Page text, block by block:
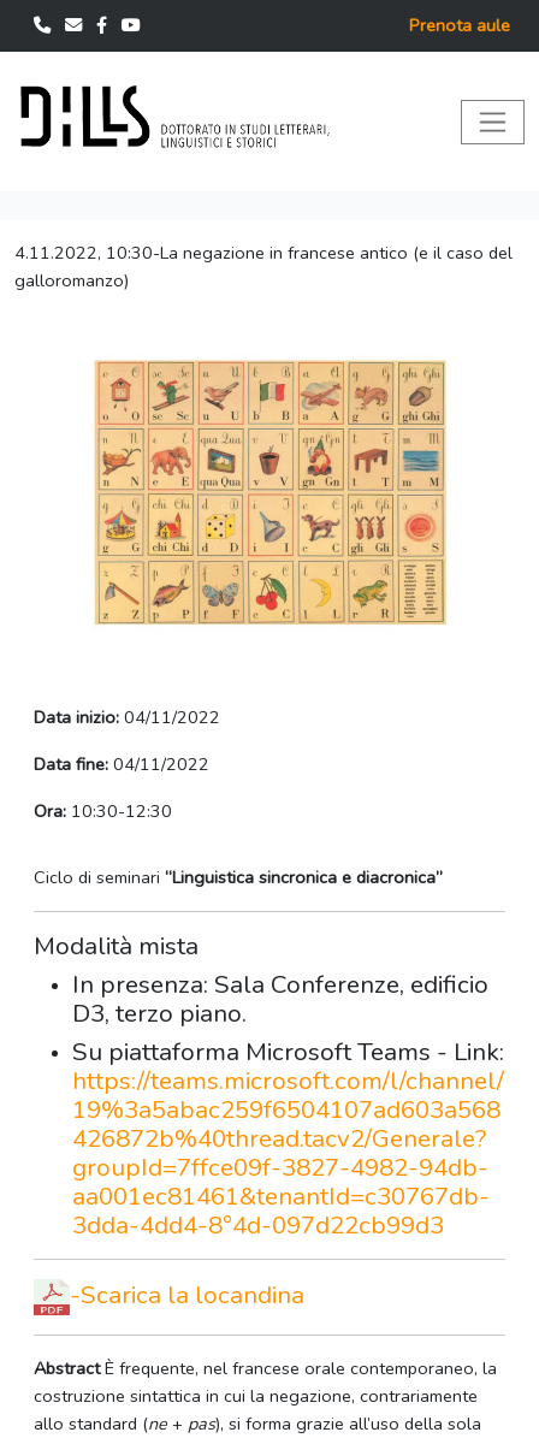
Prenota aule
4.11.2022, 10:30-La negazione in francese antico (e il caso del
galloromanzo)
Data inizio: 04/11/2022
Data fine: 04/11/2022
Ora: 10:30-12:30
Ciclo di seminari “Linguistica sincronica e diacronica”
Modalità mista
In presenza: Sala Conferenze, edificio
D3, terzo piano.
Su piattaforma Microsoft Teams - Link:
https://teams.microsoft.com/l/channel/
19%3a5abac259f6504107ad603a568
426872b%40thread.tacv2/Generale?
groupId=7ffce09f-3827-4982-94db-
aa001ec81461&tenantId=c30767db-
3dda-4dd4-8°4d-097d22cb99d3
-Scarica la locandina
AbstractÈ frequente, nel francese orale contemporaneo, la
costruzione sintattica in cui la negazione, contrariamente
allo standard (ne + pas), si forma grazie all’uso della sola